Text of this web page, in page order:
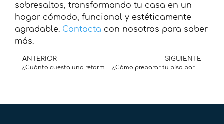
sobresaltos, transformando tu casa en un
hogar cómodo, funcional y estéticamente
agradable. Contacta con nosotros para saber
más.
ANTERIOR
¿Cuánto cuesta una reforma integral?
SIGUIENTE
¿Cómo preparar tu piso para el alquiler vacacional?